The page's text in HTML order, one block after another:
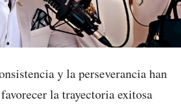
y la perseverancia han
la trayectoria exitosa